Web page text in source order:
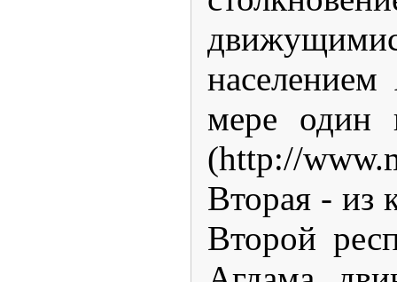
мере один
(http://
Вторая - из
Второй